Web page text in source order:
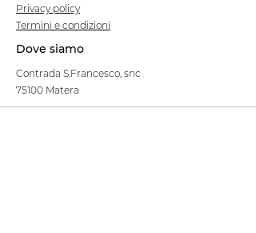
Privacy policy
Termini e condizioni
Dove siamo
Contrada S.Francesco, snc
75100 Matera